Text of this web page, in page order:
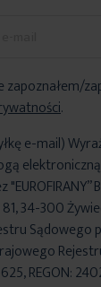
zapoznałem/
.
e-mail)
81, 34-300
Sądowego
REGON: